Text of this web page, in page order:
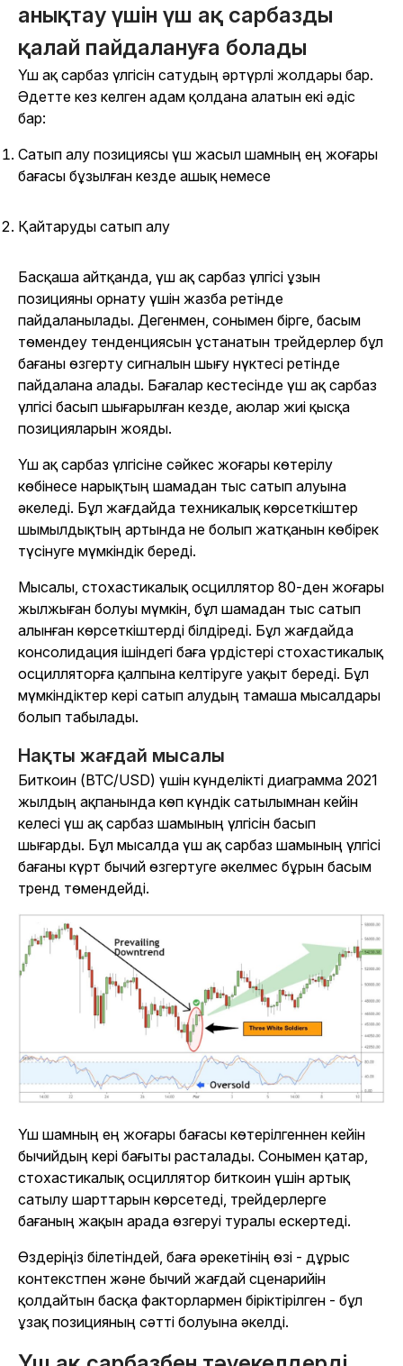
анықтау үшін үш ақ сарбазды
қалай пайдалануға болады
Үш ақ сарбаз үлгісін сатудың әртүрлі жолдары бар.
Әдетте кез келген адам қолдана алатын екі әдіс
бар:
Сатып алу позициясы үш жасыл шамның ең жоғары
бағасы бұзылған кезде ашық немесе
Қайтаруды сатып алу
Басқаша айтқанда, үш ақ сарбаз үлгісі ұзын
позицияны орнату үшін жазба ретінде
пайдаланылады. Дегенмен, сонымен бірге, басым
төмендеу тенденциясын ұстанатын трейдерлер бұл
бағаны өзгерту сигналын шығу нүктесі ретінде
пайдалана алады. Бағалар кестесінде үш ақ сарбаз
үлгісі басып шығарылған кезде, аюлар жиі қысқа
позицияларын жояды.
Үш ақ сарбаз үлгісіне сәйкес жоғары көтерілу
көбінесе нарықтың шамадан тыс сатып алуына
әкеледі. Бұл жағдайда техникалық көрсеткіштер
шымылдықтың артында не болып жатқанын көбірек
түсінуге мүмкіндік береді.
Мысалы, стохастикалық осциллятор 80-ден жоғары
жылжыған болуы мүмкін, бұл шамадан тыс сатып
алынған көрсеткіштерді білдіреді. Бұл жағдайда
консолидация ішіндегі баға үрдістері стохастикалық
осцилляторға қалпына келтіруге уақыт береді. Бұл
мүмкіндіктер кері сатып алудың тамаша мысалдары
болып табылады.
Нақты жағдай мысалы
Биткоин (BTC/USD) үшін күнделікті диаграмма 2021
жылдың ақпанында көп күндік сатылымнан кейін
келесі үш ақ сарбаз шамының үлгісін басып
шығарды. Бұл мысалда үш ақ сарбаз шамының үлгісі
бағаны күрт бычий өзгертуге әкелмес бұрын басым
тренд төмендейді.
Үш шамның ең жоғары бағасы көтерілгеннен кейін
бычийдың кері бағыты расталады. Сонымен қатар,
стохастикалық осциллятор биткоин үшін артық
сатылу шарттарын көрсетеді, трейдерлерге
бағаның жақын арада өзгеруі туралы ескертеді.
Өздеріңіз білетіндей, баға әрекетінің өзі - дұрыс
контекстпен және бычий жағдай сценарийін
қолдайтын басқа факторлармен біріктірілген - бұл
ұзақ позицияның сәтті болуына әкелді.